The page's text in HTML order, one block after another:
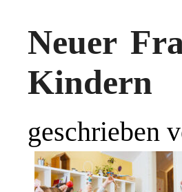
Neuer
Kindern
geschrieben